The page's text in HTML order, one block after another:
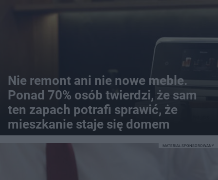
Nie remont ani nie nowe meble.
Ponad 70% osób twierdzi, że sam
ten zapach potrafi sprawić, że
mieszkanie staje się domem
MATERIAŁ SPONSOROWANY